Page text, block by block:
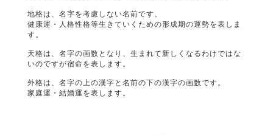
地格は、名字を考慮しない名前です。
健康運・人格性格等生きていくための形成期の運勢を表しま
す。
天格は、名字の画数となり、生まれて新しくなるわけではな
いのですが宿命を表します。
外格は、名字の上の漢字と名前の下の漢字の画数です。
家庭運・結婚運を表します。